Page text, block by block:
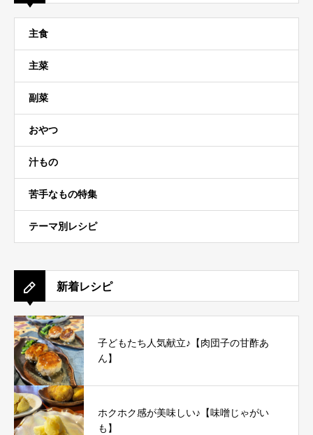
主食
主菜
副菜
おやつ
汁もの
苦手なもの特集
テーマ別レシピ
新着レシピ
子どもたち人気献立♪【肉団子の甘酢あ
ん】
ホクホク感が美味しい♪【味噌じゃがい
も】